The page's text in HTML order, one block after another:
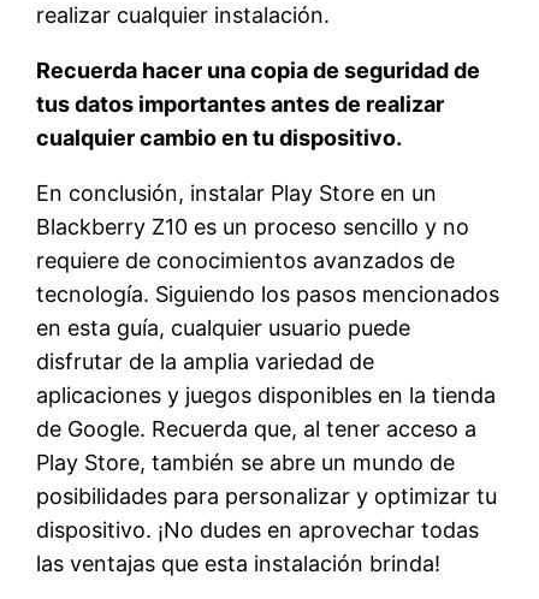
realizar cualquier instalación.
Recuerda hacer una copia de seguridad de
tus datos importantes antes de realizar
cualquier cambio en tu dispositivo.
En conclusión, instalar Play Store en un
Blackberry Z10 es un proceso sencillo y no
requiere de conocimientos avanzados de
tecnología. Siguiendo los pasos mencionados
en esta guía, cualquier usuario puede
disfrutar de la amplia variedad de
aplicaciones y juegos disponibles en la tienda
de Google. Recuerda que, al tener acceso a
Play Store, también se abre un mundo de
posibilidades para personalizar y optimizar tu
dispositivo. ¡No dudes en aprovechar todas
las ventajas que esta instalación brinda!